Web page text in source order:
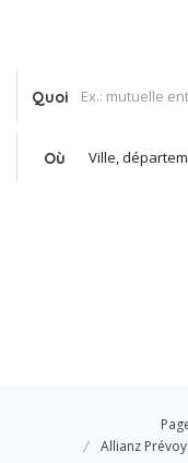
Quoi
Où Ville,
Allianz